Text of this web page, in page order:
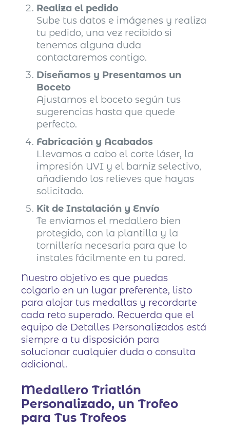
Realiza el pedido
Sube tus datos e imágenes y realiza
tu pedido, una vez recibido si
tenemos alguna duda
contactaremos contigo.
Diseñamos y Presentamos un
Boceto
Ajustamos el boceto según tus
sugerencias hasta que quede
perfecto.
Fabricación y Acabados
Llevamos a cabo el corte láser, la
impresión UVI y el barniz selectivo,
añadiendo los relieves que hayas
solicitado.
Kit de Instalación y Envío
Te enviamos el medallero bien
protegido, con la plantilla y la
tornillería necesaria para que lo
instales fácilmente en tu pared.
Nuestro objetivo es que puedas
colgarlo en un lugar preferente, listo
para alojar tus medallas y recordarte
cada reto superado. Recuerda que el
equipo de Detalles Personalizados está
siempre a tu disposición para
solucionar cualquier duda o consulta
adicional.
Medallero Triatlón
Personalizado, un Trofeo
para Tus Trofeos